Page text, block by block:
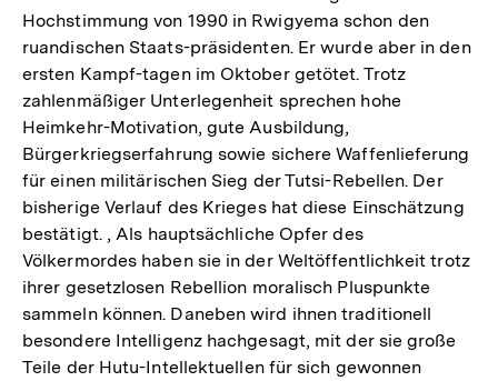
Hochstimmung von 1990 in Rwigyema schon den
ruandischen Staats-präsidenten. Er wurde aber in den
ersten Kampf-tagen im Oktober getötet. Trotz
zahlenmäßiger Unterlegenheit sprechen hohe
Heimkehr-Motivation, gute Ausbildung,
Bürgerkriegserfahrung sowie sichere Waffenlieferung
für einen militärischen Sieg der Tutsi-Rebellen. Der
bisherige Verlauf des Krieges hat diese Einschätzung
bestätigt. , Als hauptsächliche Opfer des
Völkermordes haben sie in der Weltöffentlichkeit trotz
ihrer gesetzlosen Rebellion moralisch Pluspunkte
sammeln können. Daneben wird ihnen traditionell
besondere Intelligenz hachgesagt, mit der sie große
Teile der Hutu-Intellektuellen für sich gewonnen